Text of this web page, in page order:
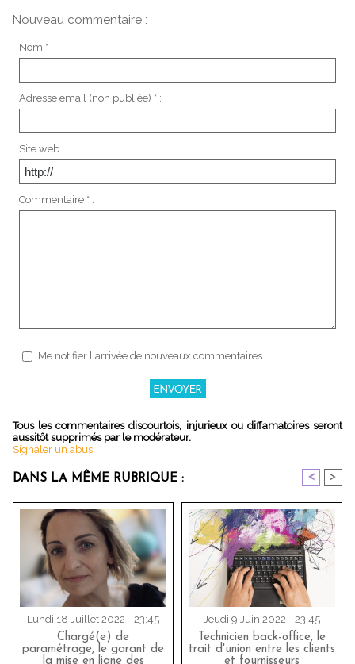
Nouveau commentaire :
Nom * :
Adresse email (non publiée) * :
Site web :
Commentaire * :
Me notifier l'arrivée de nouveaux commentaires
Tous les commentaires discourtois, injurieux ou diffamatoires seront
aussitôt supprimés par le modérateur.
Signaler un abus
DANS LA MÊME RUBRIQUE : < >
Lundi 18 Juillet 2022 - 23:45
Chargé(e) de
paramétrage, le garant de
la mise en ligne des
Jeudi 9 Juin 2022 - 23:45
Technicien back-office, le
trait d'union entre les clients
et fournisseurs